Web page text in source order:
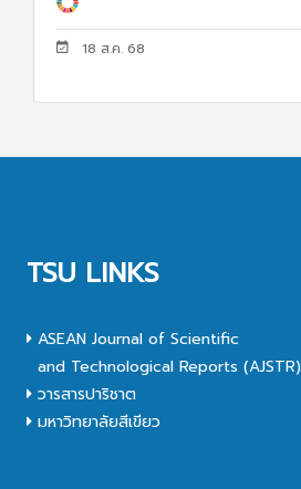
18 ส.ค. 68
TSU LINKS
ASEAN Journal of Scientific
and Technological Reports (AJSTR)
วารสารปาริชาต
มหาวิทยาลัยสีเขียว